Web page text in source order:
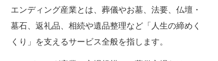
エンディング産業とは、葬儀やお墓、法要、仏壇・
墓石、返礼品、相続や遺品整理など「人生の締めく
くり」を支えるサービス全般を指します。